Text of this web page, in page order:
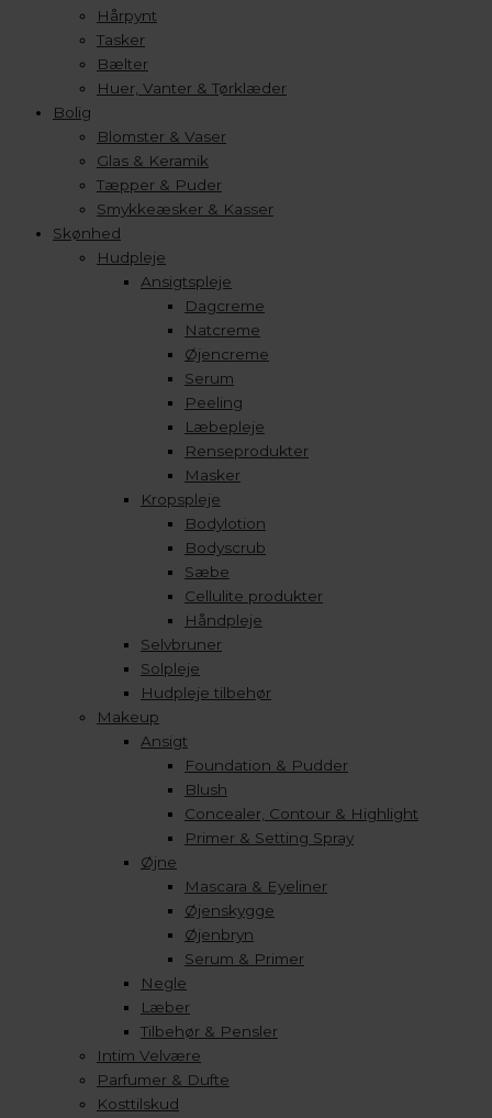
Hårpynt
Tasker
Bælter
Huer, Vanter & Tørklæder
Bolig
Blomster & Vaser
Glas & Keramik
Tæpper & Puder
Smykkeæsker & Kasser
Skønhed
Hudpleje
Ansigtspleje
Dagcreme
Natcreme
Øjencreme
Serum
Peeling
Læbepleje
Renseprodukter
Masker
Kropspleje
Bodylotion
Bodyscrub
Sæbe
Cellulite produkter
Håndpleje
Selvbruner
Solpleje
Hudpleje tilbehør
Makeup
Ansigt
Foundation & Pudder
Blush
Concealer, Contour & Highlight
Primer & Setting Spray
Øjne
Mascara & Eyeliner
Øjenskygge
Øjenbryn
Serum & Primer
Negle
Læber
Tilbehør & Pensler
Intim Velvære
Parfumer & Dufte
Kosttilskud